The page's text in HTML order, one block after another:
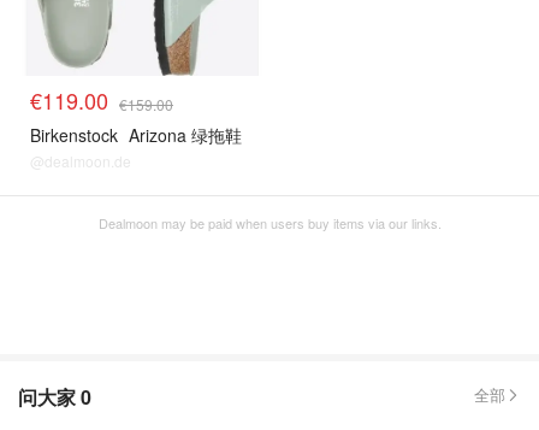
€119.00 €159.00
Birkenstock Arizona 绿拖鞋
@dealmoon.de
Dealmoon may be paid when users buy items via our links.
问大家0 全部